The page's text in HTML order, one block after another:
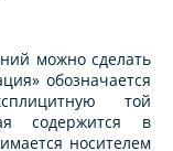
можно сделать
обозначается
той
содержится в
носителем